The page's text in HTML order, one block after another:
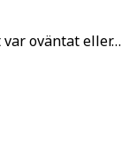
oväntat eller…